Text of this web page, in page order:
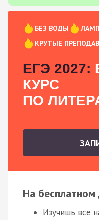
БЕЗ ВОДЫ
КРУТЫЕ
ЕГЭ 2027:
КУРС
ПО
На
Изучишь все